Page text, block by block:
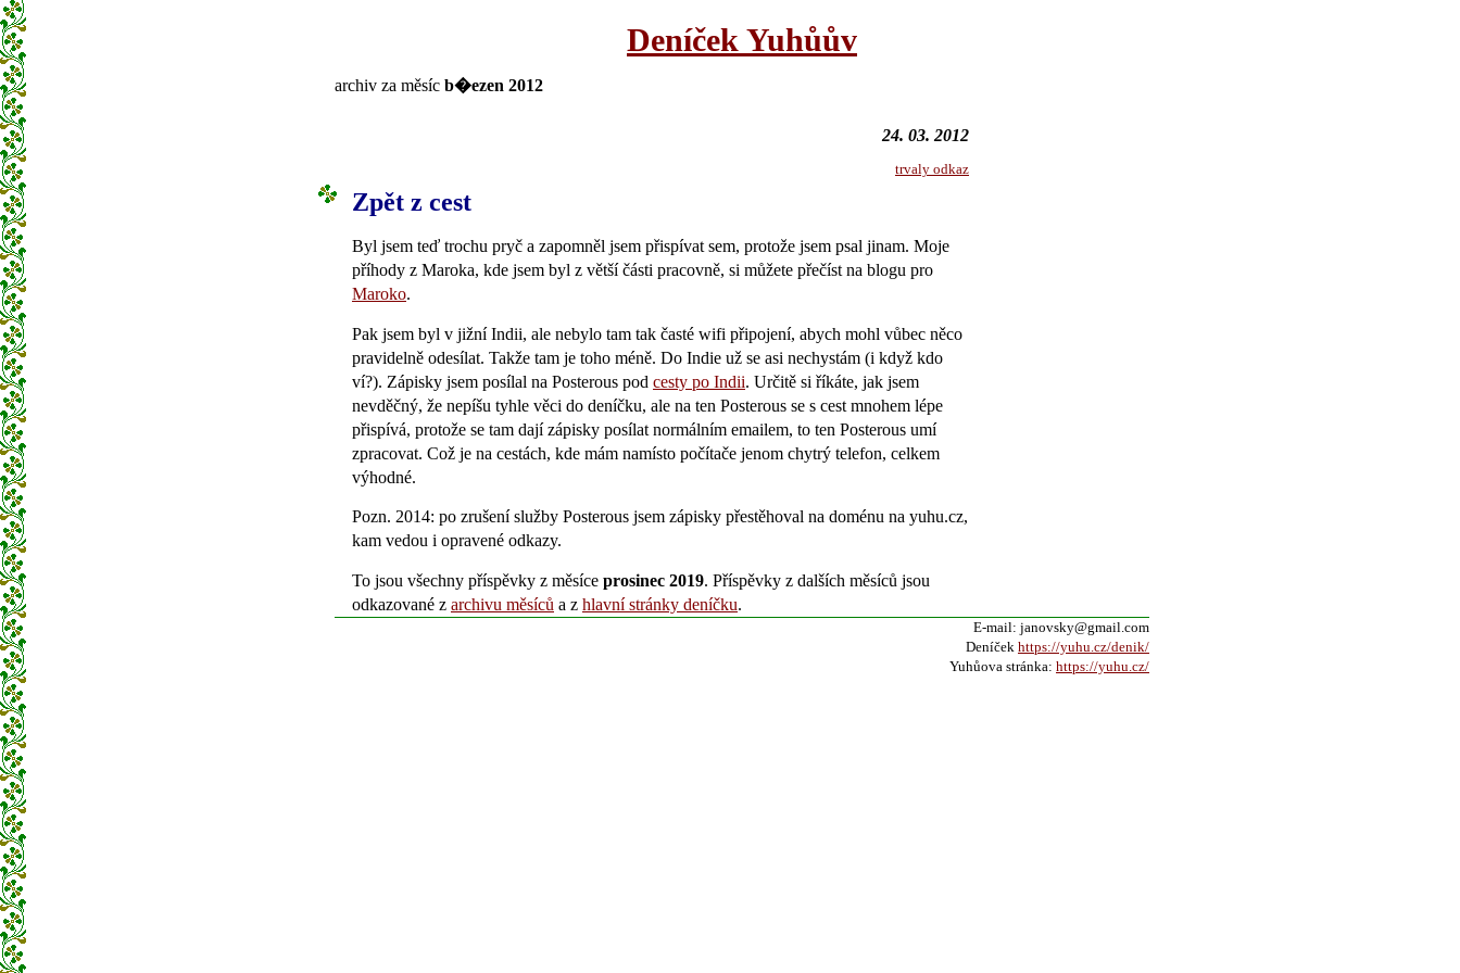
Deníček Yuhůův
archiv za měsíc b�ezen 2012
24. 03. 2012
trvaly odkaz
Zpět z cest
Byl jsem teď trochu pryč a zapomněl jsem přispívat sem, protože jsem psal jinam. Moje
příhody z Maroka, kde jsem byl z větší části pracovně, si můžete přečíst na blogu pro
Maroko.
Pak jsem byl v jižní Indii, ale nebylo tam tak časté wifi připojení, abych mohl vůbec něco
pravidelně odesílat. Takže tam je toho méně. Do Indie už se asi nechystám (i když kdo
ví?). Zápisky jsem posílal na Posterous pod cesty po Indii. Určitě si říkáte, jak jsem
nevděčný, že nepíšu tyhle věci do deníčku, ale na ten Posterous se s cest mnohem lépe
přispívá, protože se tam dají zápisky posílat normálním emailem, to ten Posterous umí
zpracovat. Což je na cestách, kde mám namísto počítače jenom chytrý telefon, celkem
výhodné.
Pozn. 2014: po zrušení služby Posterous jsem zápisky přestěhoval na doménu na yuhu.cz,
kam vedou i opravené odkazy.
To jsou všechny příspěvky z měsíce prosinec 2019. Příspěvky z dalších měsíců jsou
odkazované z archivu měsíců a z hlavní stránky deníčku.
E-mail: janovsky@gmail.com
Deníček https://yuhu.cz/denik/
Yuhůova stránka: https://yuhu.cz/